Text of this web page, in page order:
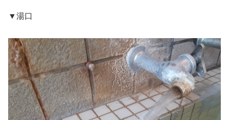
▼湯口